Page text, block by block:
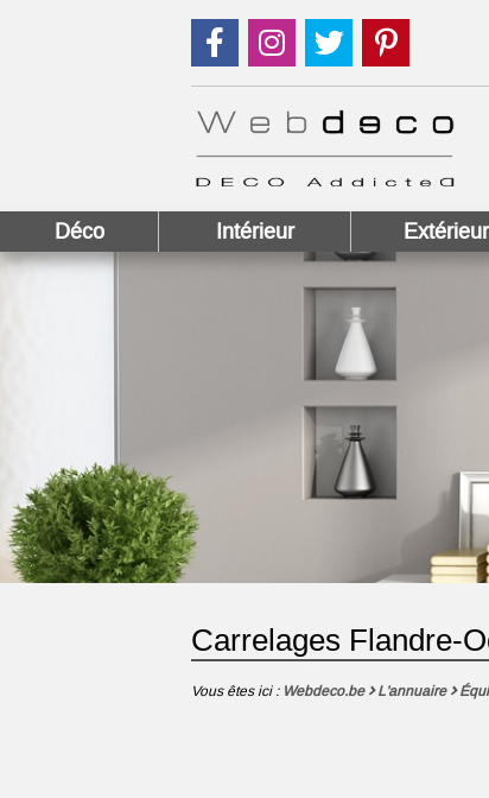
Suivez nous sur Facebook !
Suivez nous surSuivez nous sur
Déco Intérieur Extérieur
Carrelages Flandre-
Vous êtes ici : Webdeco.be L'annuaire